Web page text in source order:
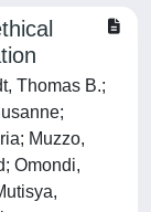
Thomas B.;
Muzzo,
Omondi,